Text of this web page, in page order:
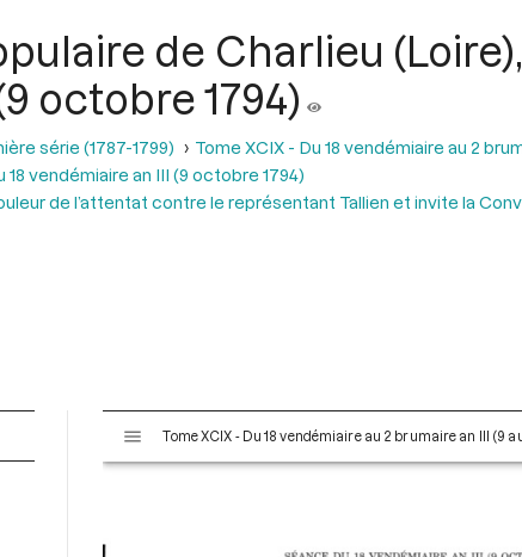
de Charlieu
octobre 1794)
série (1787-1799)
Tome XCIX - Du 18 vendémiaire au 2
18 vendémiaire an III (9 octobre 1794)
de l’attentat contre le représentant Tallien et invite la
s
l
Tome XCIX - Du 18 vendémiaire au 2 brumaire an III (9